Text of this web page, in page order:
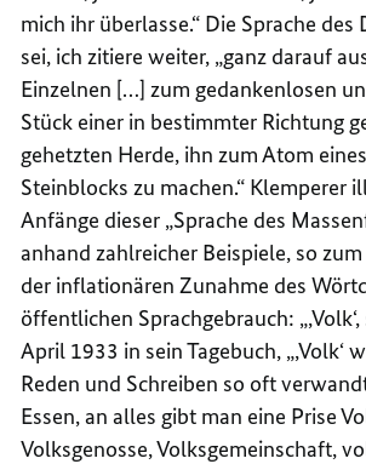
mich ihr überlasse.“ Die Sprache des
sei, ich zitiere weiter, „ganz darauf
Einzelnen […] zum gedankenlosen
Stück einer in bestimmter Richtung
gehetzten Herde, ihn zum Atom
Steinblocks zu machen.“ Klemperer
Anfänge dieser „Sprache des
anhand zahlreicher Beispiele, so
der inflationären Zunahme des
öffentlichen Sprachgebrauch:
April 1933 in sein Tagebuch, „,Volk‘
Reden und Schreiben so oft
Essen, an alles gibt man eine Prise
Volksgenosse, Volksgemeinschaft,